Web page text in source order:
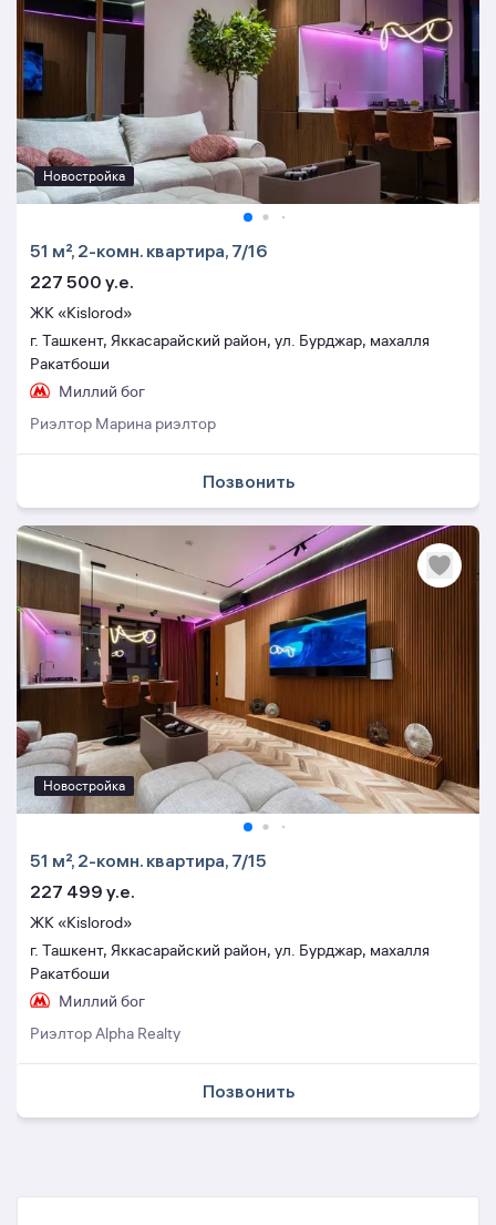
Новостройка
51 м², 2-комн. квартира, 7/16
227 500 y.e.
ЖК «Kislorod»
г. Ташкент, Яккасарайский район, ул. Бурджар, махалля
Ракатбоши
Миллий бог
Риэлтор Марина риэлтор
Позвонить
Новостройка
51 м², 2-комн. квартира, 7/15
227 499 y.e.
ЖК «Kislorod»
г. Ташкент, Яккасарайский район, ул. Бурджар, махалля
Ракатбоши
Миллий бог
Риэлтор Alpha Realty
Позвонить